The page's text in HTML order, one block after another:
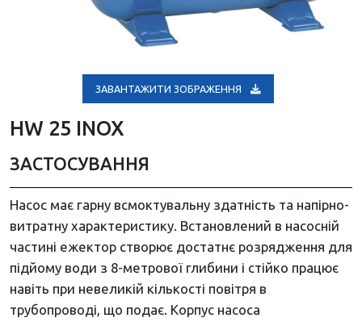
ЗАВАНТАЖИТИ ЗОБРАЖЕННЯ
HW 25 INOX
ЗАСТОСУВАННЯ
Насос має гарну всмоктувальну здатність та напірно-
витратну характеристику. Встановлений в насосній
частині ежектор створює достатнє розрядження для
підйому води з 8-метрової глибини і стійко працює
навіть при невеликій кількості повітря в
трубопроводі, що подає. Корпус насоса